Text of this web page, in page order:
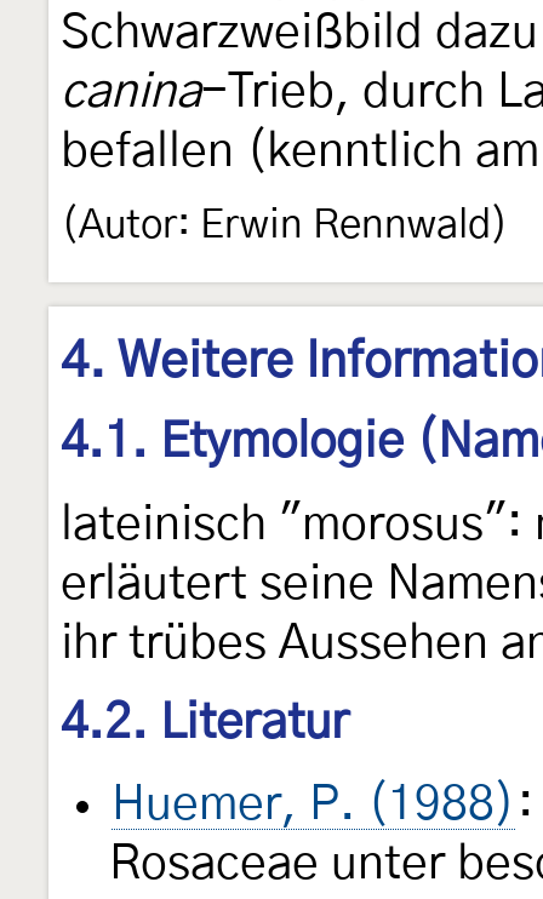
Schwarzweißbild
canina-Trieb, durch
befallen (kenntlich
(Autor: Erwin Rennwald)
4. Weitere
4.1. Etymologie
lateinisch
erläutert seine
ihr trübes Aussehen
4.2. Literatur
Huemer, P. (1988)
Rosaceae unter